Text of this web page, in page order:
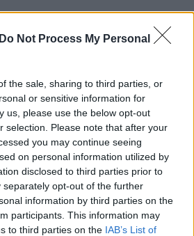
Do Not Process My Personal
the sale, sharing to third parties, or
or sensitive information for
us, please use the below opt-out
selection. Please note that after your
you may continue seeing
on personal information utilized by
disclosed to third parties prior to
separately opt-out of the further
information by third parties on the
participants. This information may
to third parties on the IAB’s List of
2021